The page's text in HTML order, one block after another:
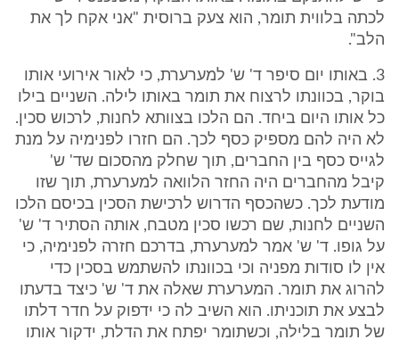
לכתה בלווית תומר, הוא צעק ברוסית "אני אקח לך את
הלב".
3. באותו יום סיפר ד' ש' למערערת, כי לאור אירועי אותו
בוקר, בכוונתו לרצוח את תומר באותו לילה. השניים בילו
כל אותו היום ביחד. הם הלכו בצוותא לחנות, לרכוש סכין.
לא היה להם מספיק כסף לכך. הם חזרו לפנימיה על מנת
לגייס כסף בין החברים, תוך שחלק מהסכום שד' ש'
קיבל מהחברים היה החזר הלוואה למערערת, תוך שזו
מודעת לכך. כשהכסף הדרוש לרכישת הסכין בכיסם הלכו
השניים לחנות, שם רכשו סכין מטבח, אותה הסתיר ד' ש'
על גופו. ד' ש' אמר למערערת, בדרכם חזרה לפנימיה, כי
אין לו סודות מפניה וכי בכוונתו להשתמש בסכין כדי
להרוג את תומר. המערערת שאלה את ד' ש' כיצד בדעתו
לבצע את תוכניתו. הוא השיב לה כי ידפוק על חדר דלתו
של תומר בלילה, וכשתומר יפתח את הדלת, ידקור אותו